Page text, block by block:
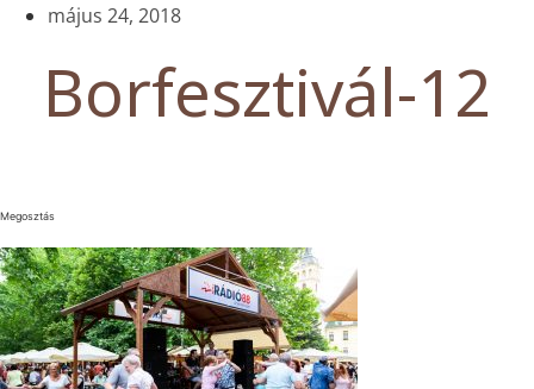
május 24, 2018
Borfesztivál-12
Megosztás